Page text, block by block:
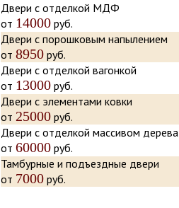
Двери с отделкой МДФ
от 14000 руб.
Двери с порошковым напылением
от 8950 руб.
Двери с отделкой вагонкой
от 13000 руб.
Двери с элементами ковки
от 25000 руб.
Двери с отделкой массивом дерева
от 60000 руб.
Тамбурные и подъездные двери
от 7000 руб.